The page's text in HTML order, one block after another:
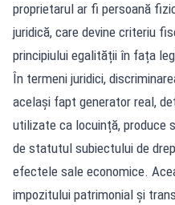
proprietarul ar fi persoană
juridică, care devine criteriu
principiului egalității în fața
În termeni juridici,
același fapt generator real,
utilizate ca locuință, produce
de statutul subiectului de
efectele sale economice.
impozitului patrimonial și